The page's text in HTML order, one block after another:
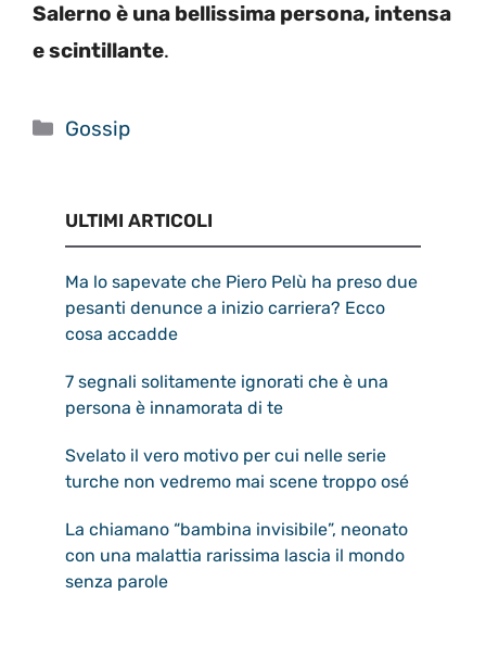
Salerno è una bellissima persona, intensa
e scintillante.
Categorie
Gossip
ULTIMI ARTICOLI
Ma lo sapevate che Piero Pelù ha preso due
pesanti denunce a inizio carriera? Ecco
cosa accadde
7 segnali solitamente ignorati che è una
persona è innamorata di te
Svelato il vero motivo per cui nelle serie
turche non vedremo mai scene troppo osé
La chiamano “bambina invisibile”, neonato
con una malattia rarissima lascia il mondo
senza parole